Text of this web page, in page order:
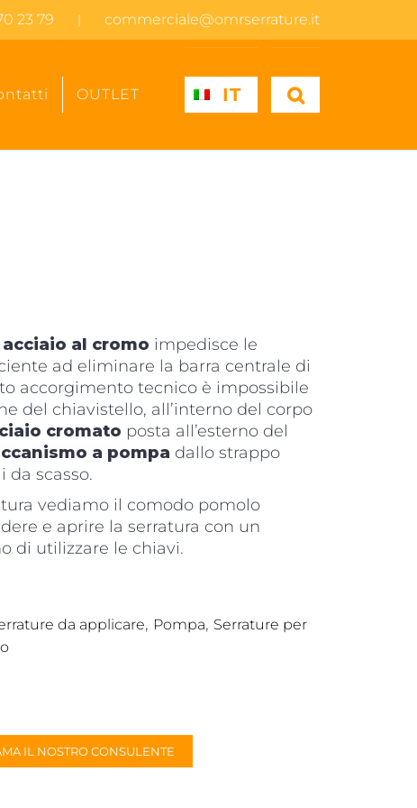
23 79 | commerciale@omrserrature.it
OUTLET IT
al cromo impedisce le
ad eliminare la barra centrale di
accorgimento tecnico è impossibile
del chiavistello, all’interno del corpo
cromato posta all’esterno del
a pompa dallo strappo
scasso.
vediamo il comodo pomolo
e aprire la serratura con un
di utilizzare le chiavi.
da applicare, Pompa, Serrature per
IL NOSTRO CONSULENTE